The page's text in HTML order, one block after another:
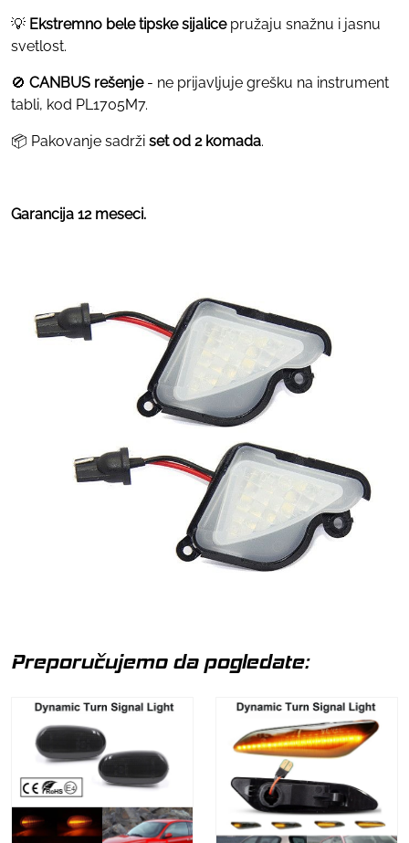
💡 Ekstremno bele tipske sijalicepružaju snažnu i jasnu
svetlost.
🚫 CANBUS rešenje- ne prijavljuje grešku na instrument
tabli, kod PL1705M7.
📦 Pakovanje sadrži set od 2 komada.
Garancija 12 meseci.
Preporučujemo da pogledate: